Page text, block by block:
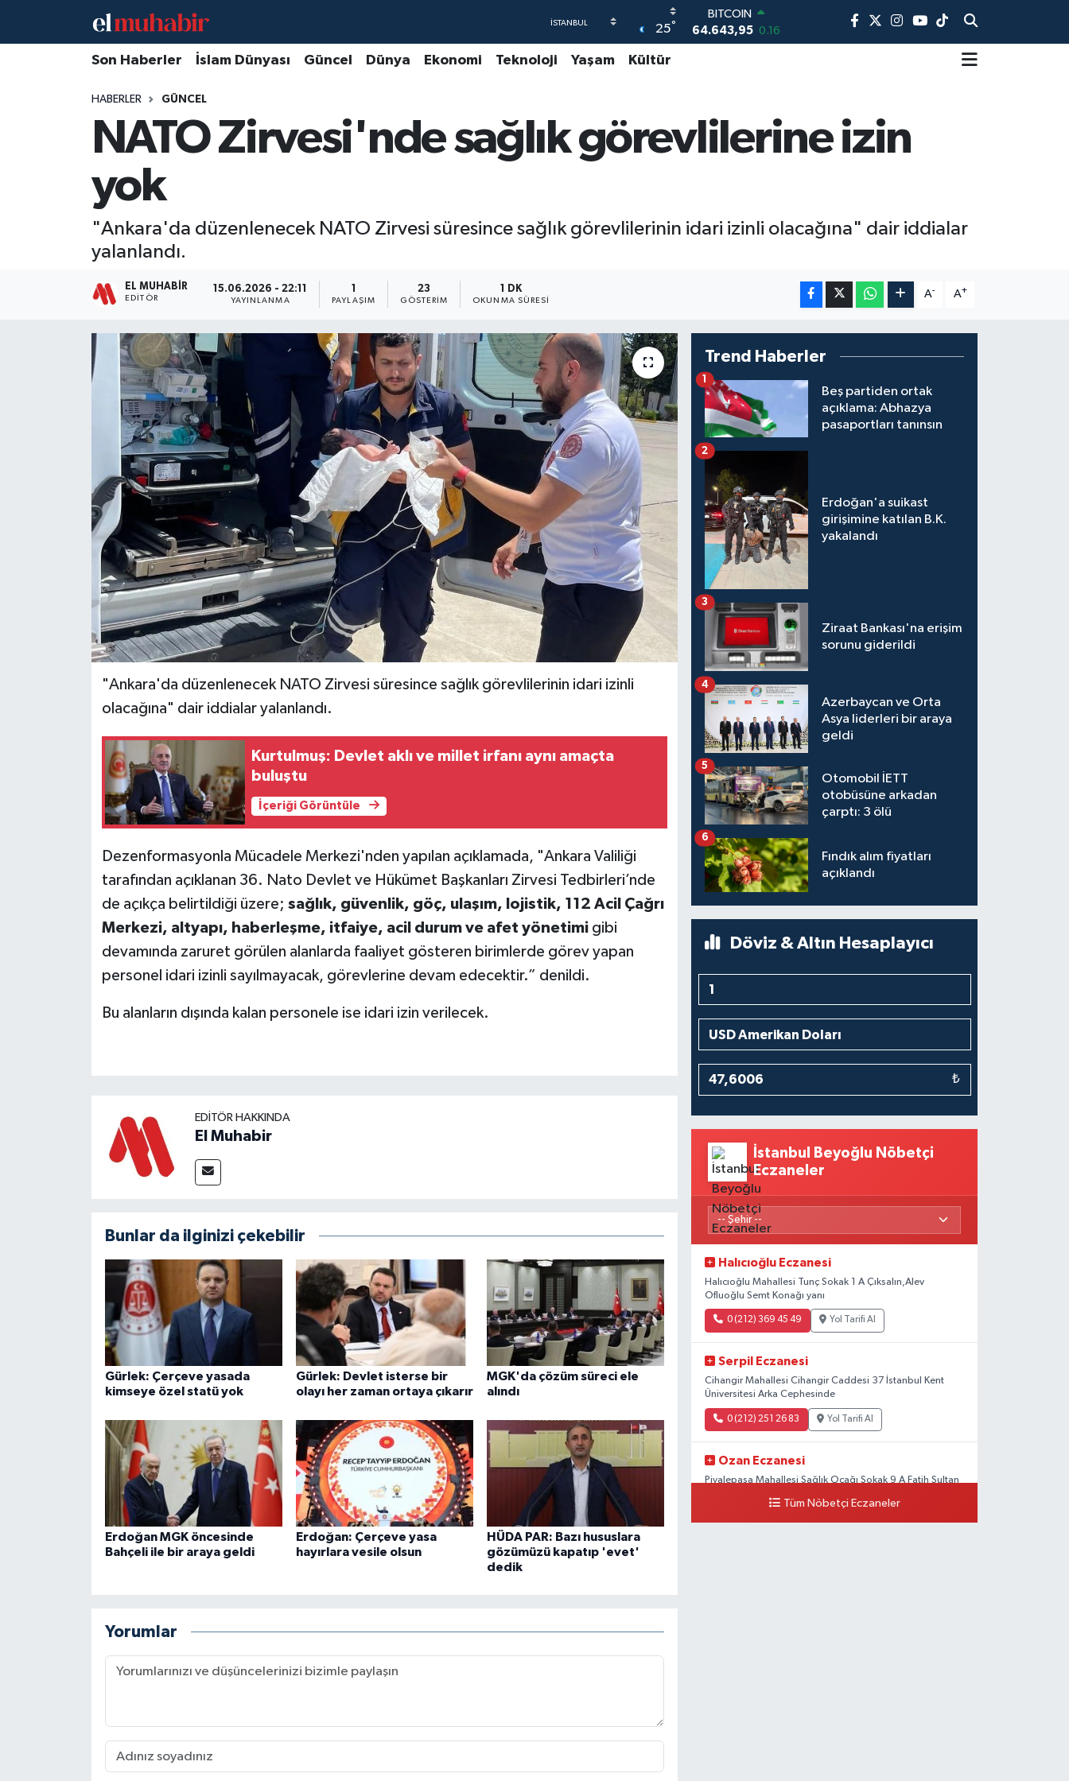
25°
BITCOIN
64.643,95 0.16
DOLAR
64,2398 0.2
GRAM ALTIN
Son Haberler İslam Dünyası Güncel Dünya Ekonomi Teknoloji Yaşam Kültür
HABERLER GÜNCEL
NATO Zirvesi'nde sağlık görevlilerine izin
yok
"Ankara'da düzenlenecek NATO Zirvesi süresince sağlık görevlilerinin idari izinli olacağına" dair iddialar
yalanlandı.
EL MUHABIR
EDITÖR
15.06.2026 - 22:11
YAYINLANMA
1
PAYLAŞIM
23
GÖSTERIM
1 DK
OKUNMA SÜRESI
A- A+
"Ankara'da düzenlenecek NATO Zirvesi süresince sağlık görevlilerinin idari izinli
olacağına" dair iddialar yalanlandı.
Kurtulmuş: Devlet aklı ve millet irfanı aynı amaçta
buluştu
İçeriği Görüntüle
Dezenformasyonla Mücadele Merkezi'nden yapılan açıklamada, "Ankara Valiliği
tarafından açıklanan 36. Nato Devlet ve Hükümet Başkanları Zirvesi Tedbirleri’nde
de açıkça belirtildiği üzere; sağlık, güvenlik, göç, ulaşım, lojistik, 112 Acil Çağrı
Merkezi, altyapı, haberleşme, itfaiye, acil durum ve afet yönetimigibi
devamında zaruret görülen alanlarda faaliyet gösteren birimlerde görev yapan
personel idari izinli sayılmayacak, görevlerine devam edecektir.” denildi.
Bu alanların dışında kalan personele ise idari izin verilecek.
EDITÖR HAKKINDA
El Muhabir
Bunlar da ilginizi çekebilir
Gürlek: Çerçeve yasada
kimseye özel statü yok
Gürlek: Devlet isterse bir
olayı her zaman ortaya çıkarır
MGK'da çözüm süreci ele
alındı
Erdoğan MGK öncesinde
Bahçeli ile bir araya geldi
Erdoğan: Çerçeve yasa
hayırlara vesile olsun
HÜDA PAR: Bazı hususlara
gözümüzü kapatıp 'evet'
dedik
Yorumlar
Trend Haberler
Beş partiden ortak
açıklama: Abhazya
pasaportları tanınsın
1
Erdoğan'a suikast
girişimine katılan B.K.
yakalandı
2
Ziraat Bankası'na erişim
sorunu giderildi
3
Azerbaycan ve Orta
Asya liderleri bir araya
geldi
4
Otomobil İETT
otobüsüne arkadan
çarptı: 3 ölü
5
Fındık alım fiyatları
açıklandı
6
Döviz & Altın Hesaplayıcı
₺
İstanbul Beyoğlu Nöbetçi
Eczaneler
Halıcıoğlu Eczanesi
Halıcıoğlu Mahallesi Tunç Sokak 1 A Çıksalın,Alev
Ofluoğlu Semt Konağı yanı
0 (212) 369 45 49 Yol Tarifi Al
Serpil Eczanesi
Cihangir Mahallesi Cihangir Caddesi 37 İstanbul Kent
Üniversitesi Arka Cephesinde
0 (212) 251 26 83 Yol Tarifi Al
Ozan Eczanesi
Piyalepaşa Mahallesi Sağlık Ocağı Sokak 9 A Fatih Sultan
Tüm Nöbetçi Eczaneler
Hava Durumu
Trafik Durumu
Süper Lig Puan Durumu ve Fikstür
Tüm Manşetler
Son Dakika Haberleri
Haber Arşivi